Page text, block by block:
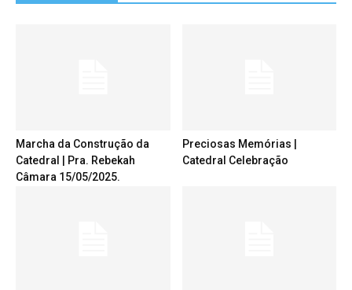
Marcha da Construção da
Catedral | Pra. Rebekah
Câmara 15/05/2025.
Preciosas Memórias |
Catedral Celebração